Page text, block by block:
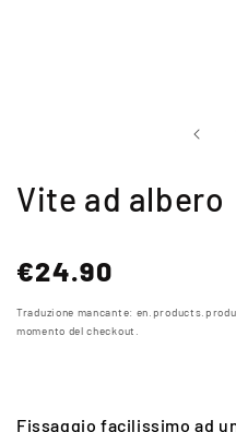
Vite ad albero
Prezzo
normale
€24.90
Traduzione mancante:
momento del checkout.
Fissaggio facilissimo ad